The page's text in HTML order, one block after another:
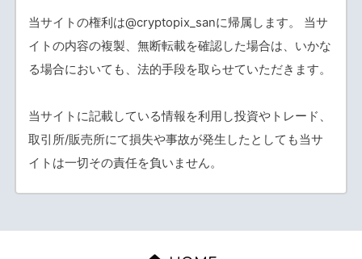
当サイトの権利は@cryptopix_sanに帰属します。 当サ
イトの内容の複製、無断転載を確認した場合は、いかな
る場合においても、法的手段を取らせていただきます。
当サイトに記載している情報を利用し投資やトレード、
取引所/販売所にて損失や事故が発生したとしても当サ
イトは一切その責任を負いません。